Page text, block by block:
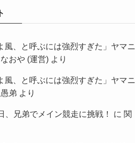
、と呼ぶには強烈すぎた」ヤマニ
なおや (運営) より
、と呼ぶには強烈すぎた」ヤマニ
愚弟 より
、兄弟でメイン競走に挑戦！ に 関